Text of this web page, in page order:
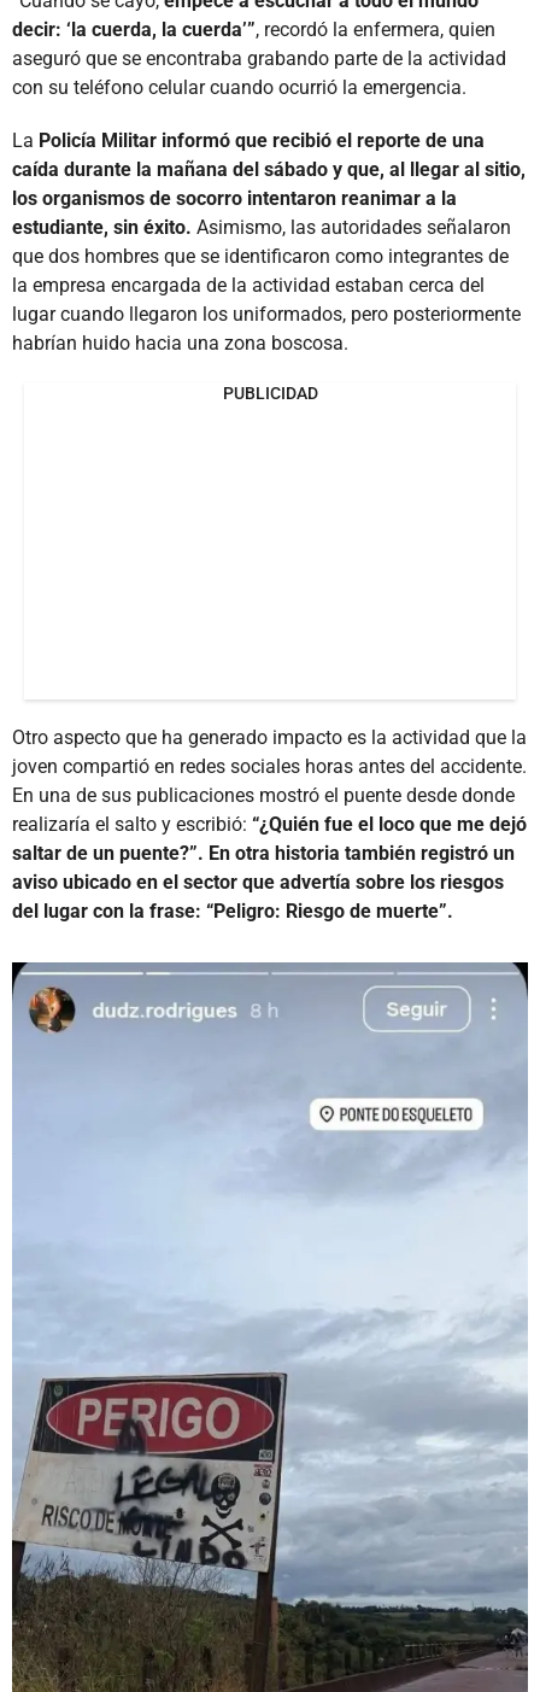
decir: ‘la cuerda, la cuerda’”, recordó la enfermera, quien
aseguró que se encontraba grabando parte de la actividad
con su teléfono celular cuando ocurrió la emergencia.
La Policía Militar informó que recibió el reporte de una
caída durante la mañana del sábado y que, al llegar al sitio,
los organismos de socorro intentaron reanimar a la
estudiante, sin éxito. Asimismo, las autoridades señalaron
que dos hombres que se identificaron como integrantes de
la empresa encargada de la actividad estaban cerca del
lugar cuando llegaron los uniformados, pero posteriormente
habrían huido hacia una zona boscosa.
PUBLICIDAD
Otro aspecto que ha generado impacto es la actividad que la
joven compartió en redes sociales horas antes del accidente.
En una de sus publicaciones mostró el puente desde donde
realizaría el salto y escribió: “¿Quién fue el loco que me dejó
saltar de un puente?”. En otra historia también registró un
aviso ubicado en el sector que advertía sobre los riesgos
del lugar con la frase: “Peligro: Riesgo de muerte”.